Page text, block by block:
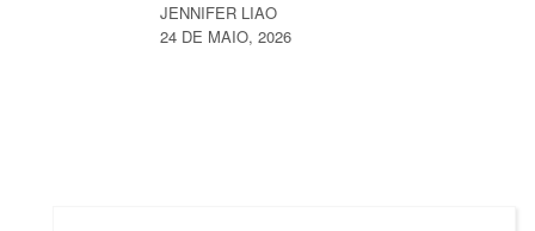
JENNIFER LIAO
24 DE MAIO, 2026